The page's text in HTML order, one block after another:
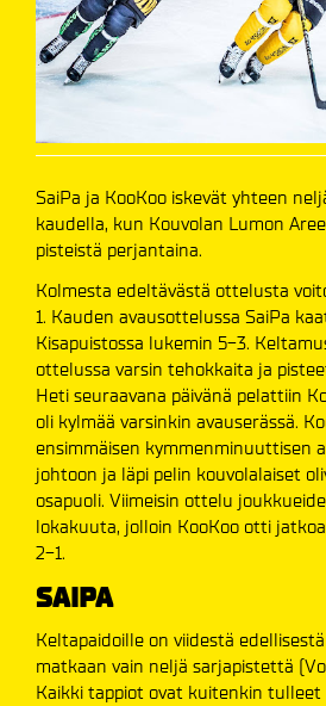
SaiPa ja KooKoo iskevät yhteen
kaudella, kun Kouvolan Lumon
pisteistä perjantaina.
Kolmesta edeltävästä ottelusta
1. Kauden avausottelussa SaiPa
Kisapuistossa lukemin 5-3.
ottelussa varsin tehokkaita ja
Heti seuraavana päivänä pelattiin
oli kylmää varsinkin avauserässä.
ensimmäisen kymmenminuuttisen
johtoon ja läpi pelin kouvolalaiset
osapuoli. Viimeisin ottelu
lokakuuta, jolloin KooKoo otti
2-1.
SAIPA
Keltapaidoille on viidestä
matkaan vain neljä sarjapistettä
Kaikki tappiot ovat kuitenkin tulleet